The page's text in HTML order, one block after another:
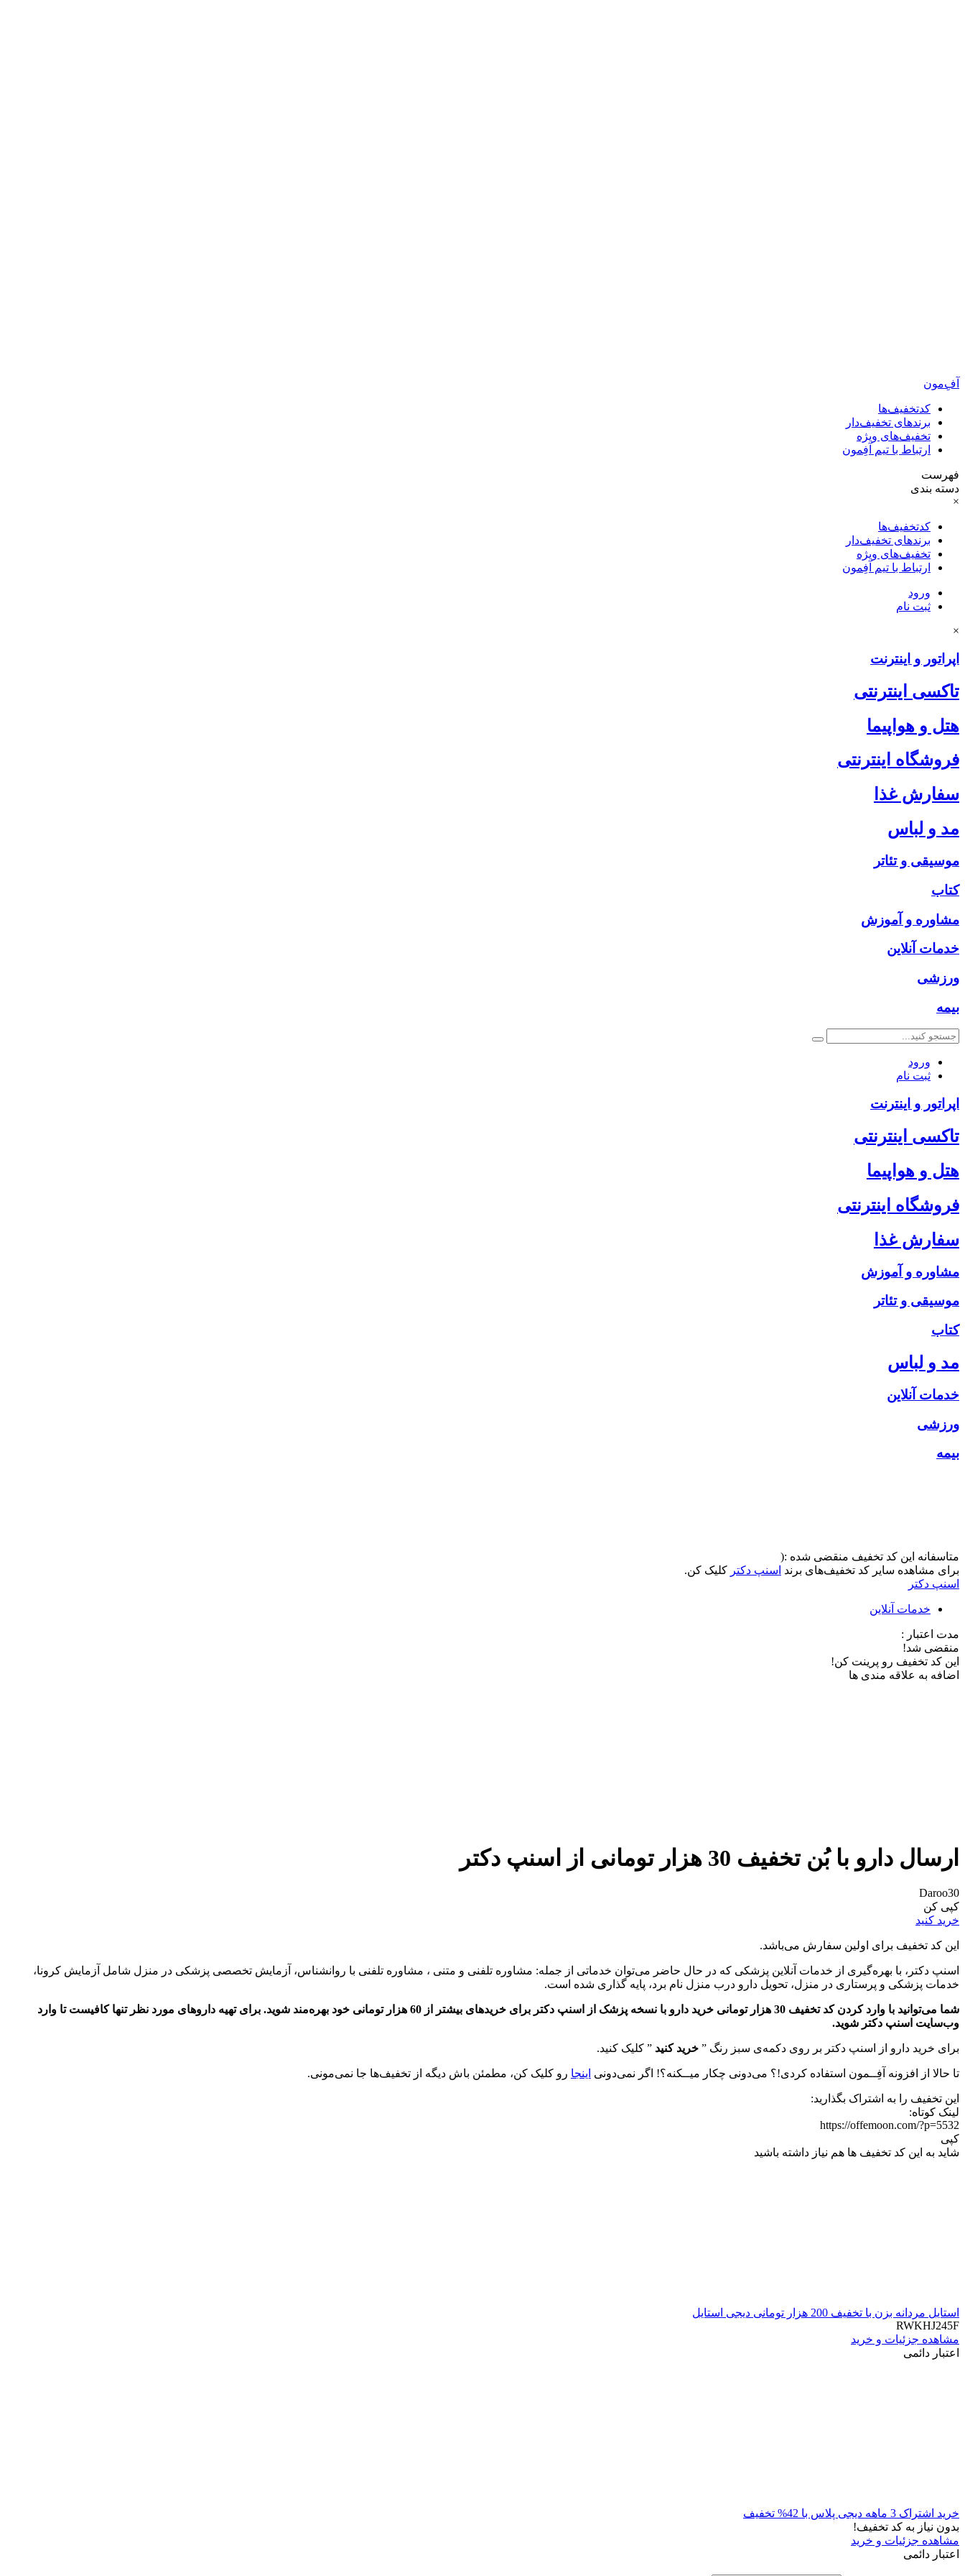
آفِ‌مون
کدتخفیف‌ها
برندهای تخفیف‌دار
تخفیف‌های ویژه
ارتباط با تیم آفِمون
فهرست
دسته بندی
×
کدتخفیف‌ها
برندهای تخفیف‌دار
تخفیف‌های ویژه
ارتباط با تیم آفِمون
ورود
ثبت نام
×
اپراتور و اینترنت
تاکسی اینترنتی
هتل و هواپیما
فروشگاه اینترنتی
سفارش غذا
مد و لباس
موسیقی و تئاتر
کتاب
مشاوره و آموزش
خدمات آنلاین
ورزشی
بیمه
ورود
ثبت نام
اپراتور و اینترنت
تاکسی اینترنتی
هتل و هواپیما
فروشگاه اینترنتی
سفارش غذا
مشاوره و آموزش
موسیقی و تئاتر
کتاب
مد و لباس
خدمات آنلاین
ورزشی
بیمه
متاسفانه این کد تخفیف منقضی شده :(
برای مشاهده سایر کد تخفیف‌های برند اسنپ دکتر کلیک کن.
اسنپ دکتر
خدمات آنلاین
مدت اعتبار :
منقضی شد!
این کد تخفیف رو پرینت کن!
اضافه به علاقه مندی ها
ارسال دارو با بُن تخفیف 30 هزار تومانی از اسنپ دکتر
Daroo30
کپی کن
خرید کنید
این کد تخفیف برای اولین سفارش می‌باشد.
اسنپ دکتر، با بهره‌گیری از خدمات آنلاین پزشکی که در حال حاضر می‌توان خدماتی از جمله: مشاوره تلفنی و متنی ، مشاوره تلفنی با روانشناس، آزمایش تخصصی پزشکی در منزل شامل آزمایش کرونا،
خدمات پزشکی و پرستاری در منزل، تحویل دارو درب منزل نام برد، پایه گذاری شده است.
شما می‌توانید با وارد کردن کد تخفیف 30 هزار تومانی خرید دارو با نسخه پزشک از اسنپ دکتر برای خریدهای بیشتر از 60 هزار تومانی خود بهره‌مند شوید. برای تهیه داروهای مورد نظر تنها کافیست تا وارد
وب‌سایت اسنپ دکتر شوید.
برای خرید دارو از اسنپ دکتر بر روی دکمه‌ی سبز رنگ ” خرید کنید ” کلیک کنید.
تا حالا از افزونه آفِــمون استفاده کردی!؟ می‌دونی چکار میــکنه؟! اگر نمی‌دونی اینجا رو کلیک کن، مطمئن باش دیگه از تخفیف‌ها جا نمی‌مونی.
این تخفیف را به اشتراک بگذارید:
لینک کوتاه:
https://offemoon.com/?p=5532
کپی
شاید به این کد تخفیف ها هم نیاز داشته باشید
استایل مردانه بزن با تخفیف 200 هزار تومانی دیجی استایل
RWKHJ245F
مشاهده جزئیات و خرید
اعتبار دائمی
خرید اشتراک 3 ماهه دیجی پلاس با 42% تخفیف
بدون نیاز به کد تخفیف!
مشاهده جزئیات و خرید
اعتبار دائمی